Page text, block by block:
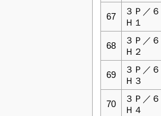
67
３Ｐ／６
Ｈ１
68
３Ｐ／６
Ｈ２
69
３Ｐ／６
Ｈ３
70
３Ｐ／６
Ｈ４